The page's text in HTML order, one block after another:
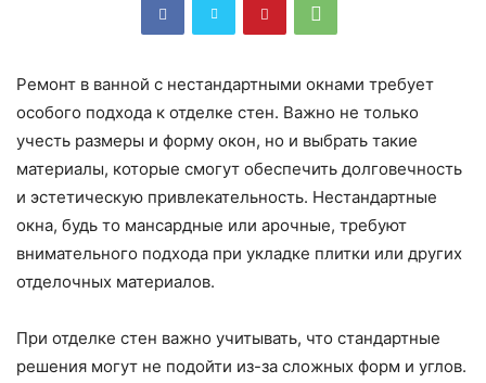
Ремонт в ванной с нестандартными окнами требует
особого подхода к отделке стен. Важно не только
учесть размеры и форму окон, но и выбрать такие
материалы, которые смогут обеспечить долговечность
и эстетическую привлекательность. Нестандартные
окна, будь то мансардные или арочные, требуют
внимательного подхода при укладке плитки или других
отделочных материалов.
При отделке стен важно учитывать, что стандартные
решения могут не подойти из-за сложных форм и углов.